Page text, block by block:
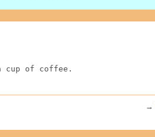
cup of coffee.
→